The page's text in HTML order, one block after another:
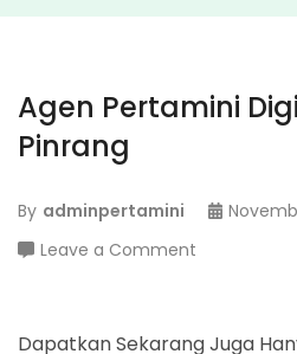
Agen Pertamini
Pinrang
By adminpertamini
Leave a Comment
Digital
Dapatkan Sekarang Juga